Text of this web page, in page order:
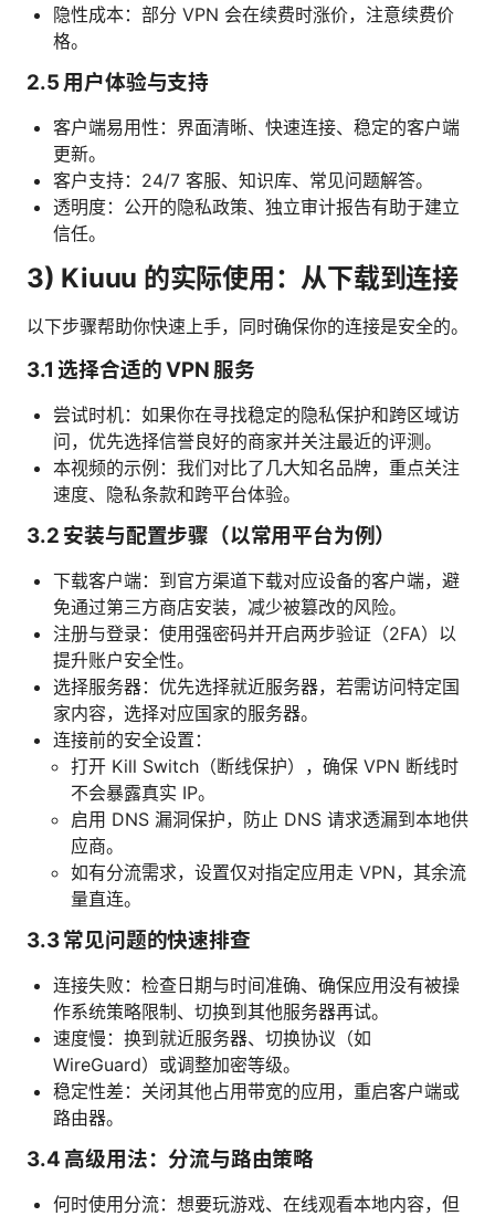
隐性成本：部分 VPN 会在续费时涨价，注意续费价
格。
2.5 用户体验与支持
客户端易用性：界面清晰、快速连接、稳定的客户端
更新。
客户支持：24/7 客服、知识库、常见问题解答。
透明度：公开的隐私政策、独立审计报告有助于建立
信任。
3) Kiuuu 的实际使用：从下载到连接
以下步骤帮助你快速上手，同时确保你的连接是安全的。
3.1 选择合适的 VPN 服务
尝试时机：如果你在寻找稳定的隐私保护和跨区域访
问，优先选择信誉良好的商家并关注最近的评测。
本视频的示例：我们对比了几大知名品牌，重点关注
速度、隐私条款和跨平台体验。
3.2 安装与配置步骤（以常用平台为例）
下载客户端：到官方渠道下载对应设备的客户端，避
免通过第三方商店安装，减少被篡改的风险。
注册与登录：使用强密码并开启两步验证（2FA）以
提升账户安全性。
选择服务器：优先选择就近服务器，若需访问特定国
家内容，选择对应国家的服务器。
连接前的安全设置：
打开 Kill Switch（断线保护），确保 VPN 断线时
不会暴露真实 IP。
启用 DNS 漏洞保护，防止 DNS 请求透漏到本地供
应商。
如有分流需求，设置仅对指定应用走 VPN，其余流
量直连。
3.3 常见问题的快速排查
连接失败：检查日期与时间准确、确保应用没有被操
作系统策略限制、切换到其他服务器再试。
速度慢：换到就近服务器、切换协议（如
WireGuard）或调整加密等级。
稳定性差：关闭其他占用带宽的应用，重启客户端或
路由器。
3.4 高级用法：分流与路由策略
何时使用分流：想要玩游戏、在线观看本地内容，但